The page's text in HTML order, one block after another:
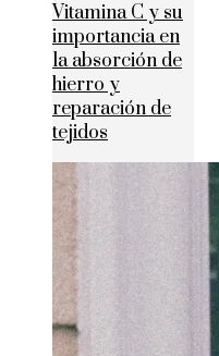
Vitamina C y su
importancia en
la absorción de
hierro y
reparación de
tejidos